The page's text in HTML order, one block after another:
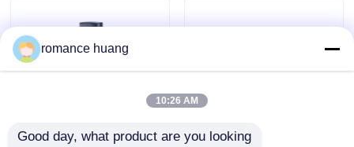
Garrafa mal ventilada cosmética
Frasco de creme cosmético
romance huang
10:26 AM
Good day, what product are you looking